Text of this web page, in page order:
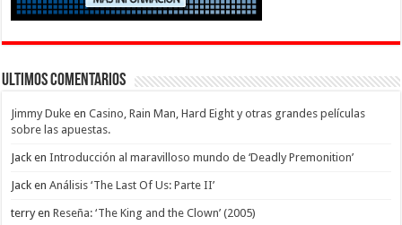
Ultimos Comentarios
Jimmy Duke enCasino, Rain Man, Hard Eight y otras grandes películas
sobre las apuestas.
Jack enIntroducción al maravilloso mundo de ‘Deadly Premonition’
Jack enAnálisis ‘The Last Of Us: Parte II’
terryenReseña: ‘The King and the Clown’ (2005)